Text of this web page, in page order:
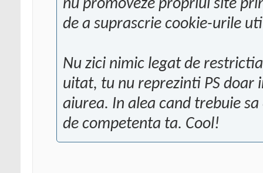
nu promoveze propriul site
de a suprascrie cookie-urile
Nu zici nimic legat de
uitat, tu nu reprezinti PS doar
aiurea. In alea cand trebuie
de competenta ta. Cool!